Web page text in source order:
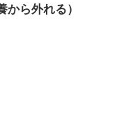
ら外れる）